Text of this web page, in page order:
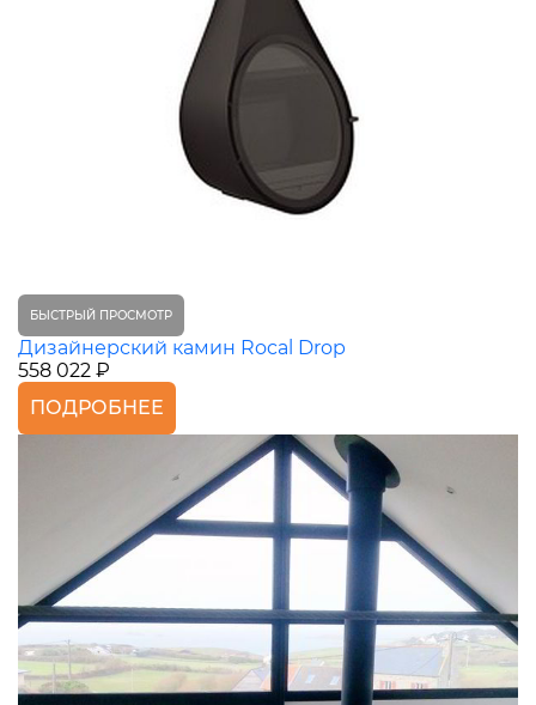
БЫСТРЫЙ ПРОСМОТР
Дизайнерский камин Rocal Drop
558 022 ₽
ПОДРОБНЕЕ